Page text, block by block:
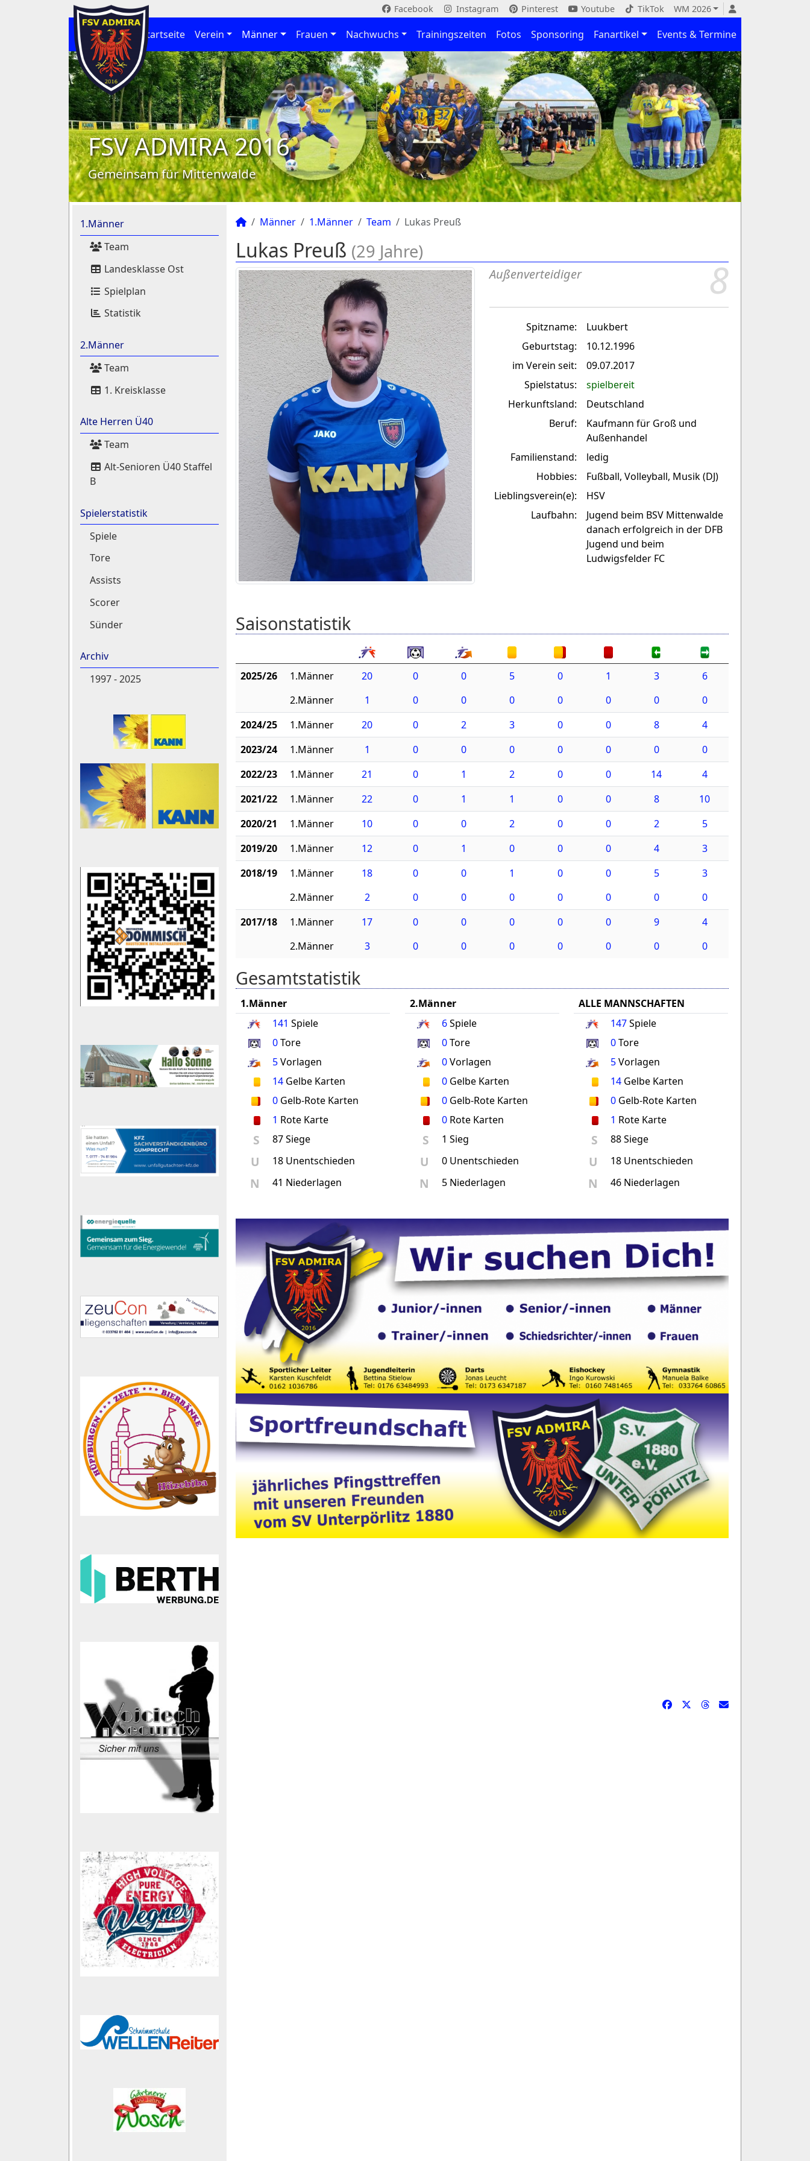
Facebook Instagram Pinterest Youtube TikTok WM 2026
Startseite Verein Männer Frauen Nachwuchs Trainingszeiten Fotos Sponsoring Fanartikel Events & Termine
FSV ADMIRA 2016
Gemeinsam für Mittenwalde
1.Männer
Team
Landesklasse Ost
Spielplan
Statistik
2.Männer
Team
1. Kreisklasse
Alte Herren Ü40
Team
Alt-Senioren Ü40 Staffel
B
Spielerstatistik
Spiele
Tore
Assists
Scorer
Sünder
Archiv
1997 - 2025
Männer 1.Männer Team Lukas Preuß
Lukas Preuß (29 Jahre)
8
Außenverteidiger
Spitzname:
Luukbert
Geburtstag:
10.12.1996
im Verein seit:
09.07.2017
Spielstatus:
spielbereit
Herkunftsland:
Deutschland
Beruf:
Kaufmann für Groß und
Außenhandel
Familienstand:
ledig
Hobbies:
Fußball, Volleyball, Musik (DJ)
Lieblingsverein(e):
HSV
Laufbahn:
Jugend beim BSV Mittenwalde
danach erfolgreich in der DFB
Jugend und beim
Ludwigsfelder FC
Saisonstatistik
2025/26 1.Männer 20 0 0 5 0 1 3
6
2.Männer
1 0 0 0 0 0 0
0
2024/25
1.Männer 20 0 2 3 0 0 8
4
2023/24
1.Männer 1 0 0 0 0 0 0
0
2022/23
1.Männer 21 0 1 2 0 0 14
4
2021/22
1.Männer 22 0 1 1 0 0 8
10
2020/21
1.Männer 10 0 0 2 0 0 2
5
2019/20
1.Männer 12 0 1 0 0 0 4
3
2018/19
1.Männer 18 0 0 1 0 0 5
3
2.Männer
2 0 0 0 0 0 0
0
2017/18
1.Männer 17 0 0 0 0 0 9
4
2.Männer
3 0 0 0 0 0 0 0
Gesamtstatistik
1.Männer
141 Spiele
0Tore
5Vorlagen
14 Gelbe Karten
0 Gelb-Rote Karten
1 Rote Karte
S 87 Siege
U 18 Unentschieden
N 41 Niederlagen
2.Männer
6Spiele
0Tore
0Vorlagen
0Gelbe Karten
0Gelb-Rote Karten
0Rote Karten
S 1 Sieg
U 0 Unentschieden
N 5 Niederlagen
ALLE MANNSCHAFTEN
147Spiele
0Tore
5Vorlagen
14 Gelbe Karten
0 Gelb-Rote Karten
1 Rote Karte
S 88 Siege
U 18 Unentschieden
N 46 Niederlagen